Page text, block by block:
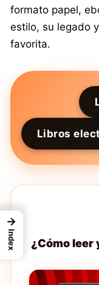
formato papel,
estilo, su legado
favorita.
Libros
¿Cómo leer
→
Index